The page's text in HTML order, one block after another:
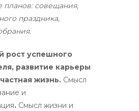
планов: совещания,
праздника,
рост успешного
развитие карьеры
жизнь. Смысл
и
. Смысл жизни и